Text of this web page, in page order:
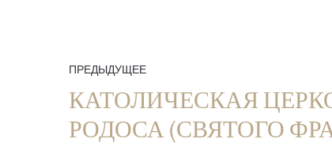
ПРЕДЫДУЩЕЕ
КАТОЛИЧЕСКАЯ
РОДОСА (СВЯТОГО